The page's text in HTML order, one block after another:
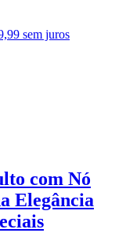
sem juros
com Nó
Elegância